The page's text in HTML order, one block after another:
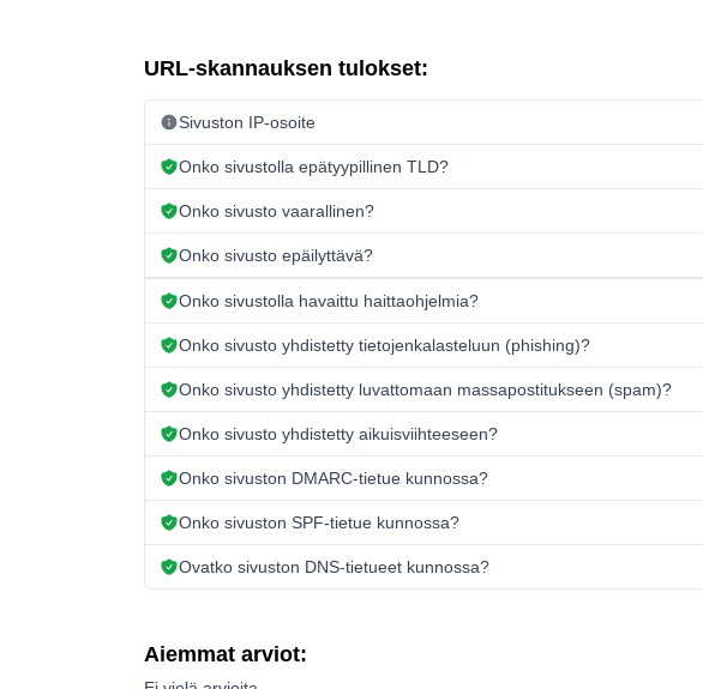
URL-skannauksen tulokset:
Sivuston IP-osoite
Onko sivustolla epätyypillinen TLD?
Onko sivusto vaarallinen?
Onko sivusto epäilyttävä?
Onko sivustolla havaittu haittaohjelmia?
Onko sivusto yhdistetty tietojenkalasteluun (phishing)?
Onko sivusto yhdistetty luvattomaan massapostitukseen (spam)?
Onko sivusto yhdistetty aikuisviihteeseen?
Onko sivuston DMARC-tietue kunnossa?
Onko sivuston SPF-tietue kunnossa?
Ovatko sivuston DNS-tietueet kunnossa?
Aiemmat arviot: